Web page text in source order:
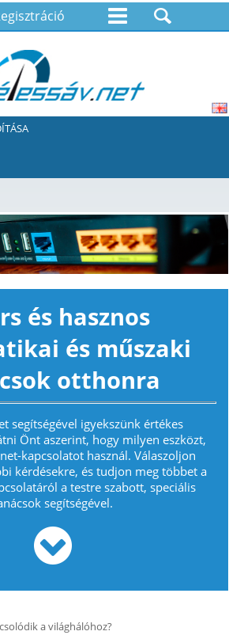
és hasznos
és műszaki
otthonra
segítségével igyekszünk értékes
Önt aszerint, hogy milyen eszközt,
kapcsolatot használ. Válaszoljon
kérdésekre, és tudjon meg többet a
a testre szabott, speciális
segítségével.